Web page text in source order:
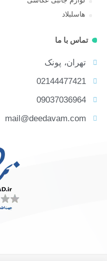
هاسلبلاد
تماس با ما
تهران، پونک
02144477421
09037036964
mail@deedavam.com